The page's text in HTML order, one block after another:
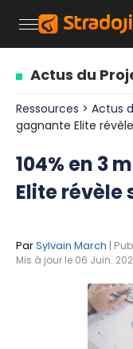
Actus du
Ressources > Actus
gagnante Elite
104% en 3
Elite révèle
ParSylvain March |
Mis à jour le 06 Juin.